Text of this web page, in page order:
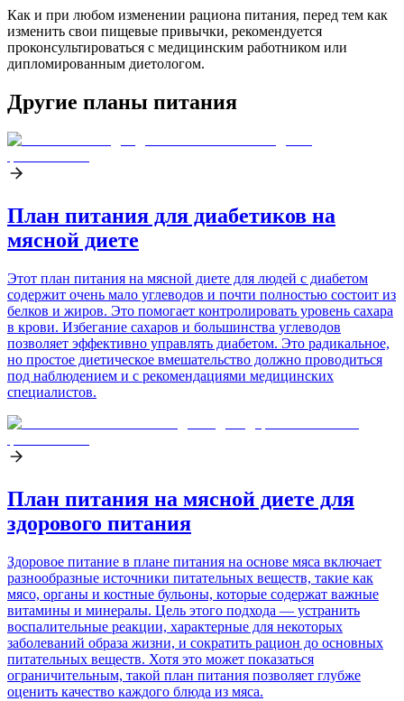
Как и при любом изменении рациона питания, перед тем как
изменить свои пищевые привычки, рекомендуется
проконсультироваться с медицинским работником или
дипломированным диетологом.
Другие планы питания
План питания для диабетиков на
мясной диете
Этот план питания на мясной диете для людей с диабетом
содержит очень мало углеводов и почти полностью состоит из
белков и жиров. Это помогает контролировать уровень сахара
в крови. Избегание сахаров и большинства углеводов
позволяет эффективно управлять диабетом. Это радикальное,
но простое диетическое вмешательство должно проводиться
под наблюдением и с рекомендациями медицинских
специалистов.
План питания на мясной диете для
здорового питания
Здоровое питание в плане питания на основе мяса включает
разнообразные источники питательных веществ, такие как
мясо, органы и костные бульоны, которые содержат важные
витамины и минералы. Цель этого подхода — устранить
воспалительные реакции, характерные для некоторых
заболеваний образа жизни, и сократить рацион до основных
питательных веществ. Хотя это может показаться
ограничительным, такой план питания позволяет глубже
оценить качество каждого блюда из мяса.